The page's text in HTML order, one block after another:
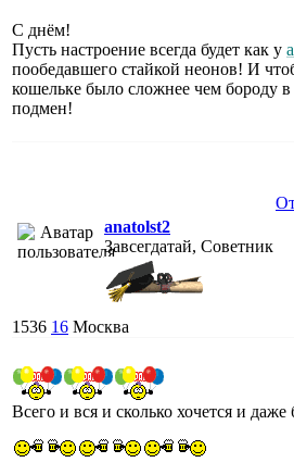
C днём!
Пусть настроение всегда будет как у
пообедавшего стайкой неонов! И
кошельке было сложнее чем бороду
подмен!
anatolst2
Завсегдатай, Советник
1536 16 Москва
Всего и вся и сколько хочется и даже